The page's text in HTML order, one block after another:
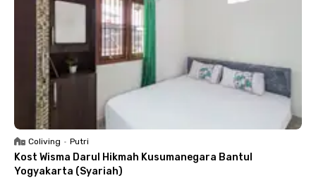
Coliving • Putri
Kost Wisma Darul Hikmah Kusumanegara Bantul
Yogyakarta (Syariah)